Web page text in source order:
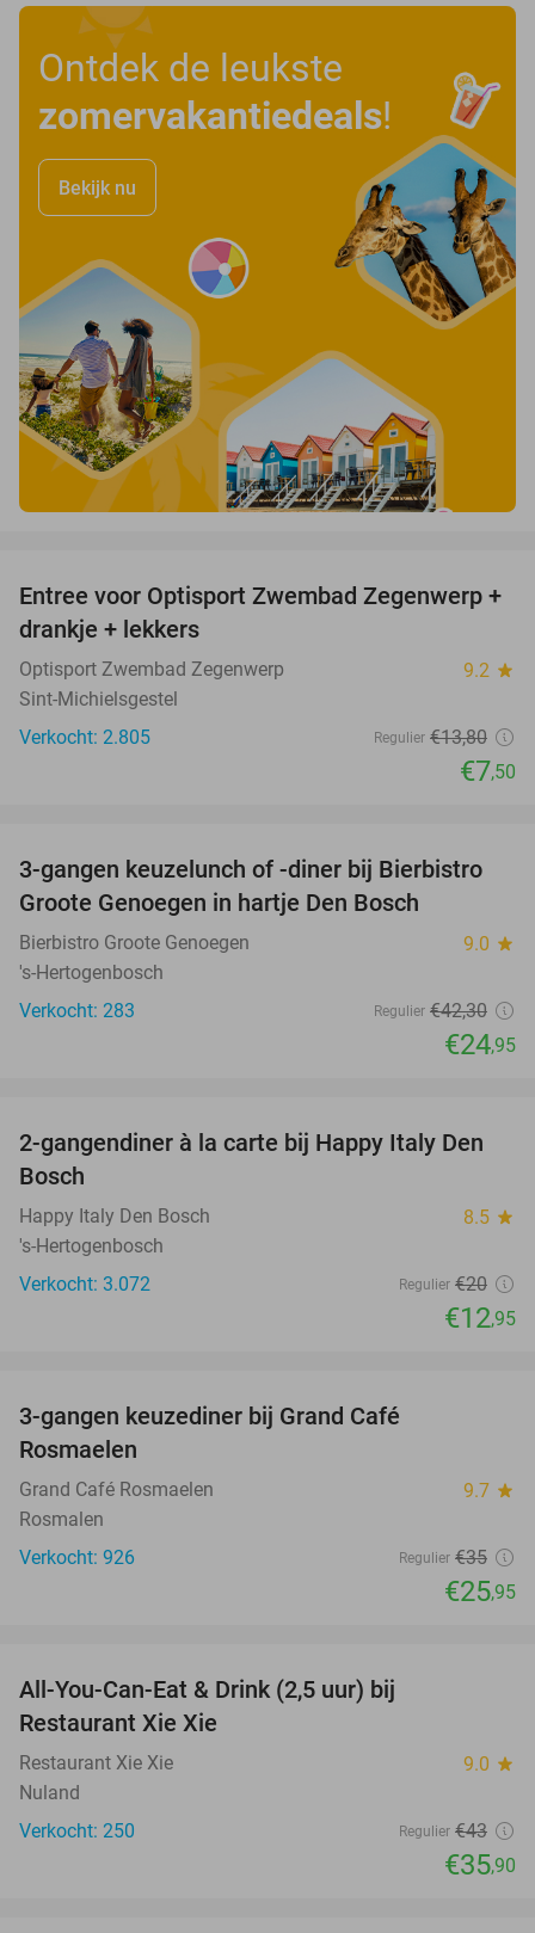
Ontdek de leukste
zomervakantiedeals!
Bekijk nu
46%
Entree voor Optisport Zwembad Zegenwerp +
drankje + lekkers
Optisport Zwembad Zegenwerp 9.2 star
Sint-Michielsgestel
Verkocht: 2.805
Regulier €13,80
€7,50
41%
3-gangen keuzelunch of -diner bij Bierbistro
Groote Genoegen in hartje Den Bosch
Bierbistro Groote Genoegen 9.0 star
's-Hertogenbosch
Verkocht: 283
Regulier €42,30
€24,95
35%
2-gangendiner à la carte bij Happy Italy Den
Bosch
Happy Italy Den Bosch 8.5 star
's-Hertogenbosch
Verkocht: 3.072
Regulier €20
€12,95
3-gangen keuzediner bij Grand Café
Rosmaelen
Grand Café Rosmaelen 9.7 star
Rosmalen
Verkocht: 926
Regulier €35
€25,95
All-You-Can-Eat & Drink (2,5 uur) bij
Restaurant Xie Xie
Restaurant Xie Xie 9.0 star
Nuland
Verkocht: 250
Regulier €43
€35,90